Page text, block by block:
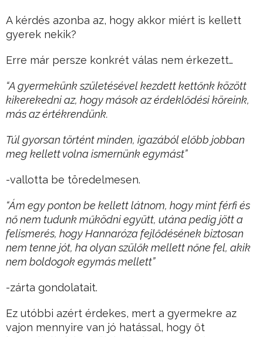
A kérdés azonba az, hogy akkor miért is kellett
gyerek nekik?
Erre már persze konkrét válas nem érkezett…
“A gyermekünk születésével kezdett kettőnk között
kikerekedni az, hogy mások az érdeklődési köreink,
más az értékrendünk.
Túl gyorsan történt minden, igazából előbb jobban
meg kellett volna ismernünk egymást”
-vallotta be töredelmesen.
“Ám egy ponton be kellett látnom, hogy mint férfi és
nő nem tudunk működni együtt, utána pedig jött a
felismerés, hogy Hannaróza fejlődésének biztosan
nem tenne jót, ha olyan szülők mellett nőne fel, akik
nem boldogok egymás mellett”
-zárta gondolatait.
Ez utóbbi azért érdekes, mert a gyermekre az
vajon mennyire van jó hatással, hogy őt